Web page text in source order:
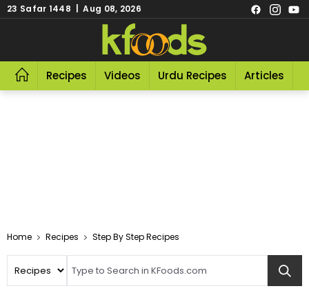
23 Safar 1448 | Aug 08, 2026
Recipes Videos Urdu Recipes Articles
Home Recipes Step By Step Recipes